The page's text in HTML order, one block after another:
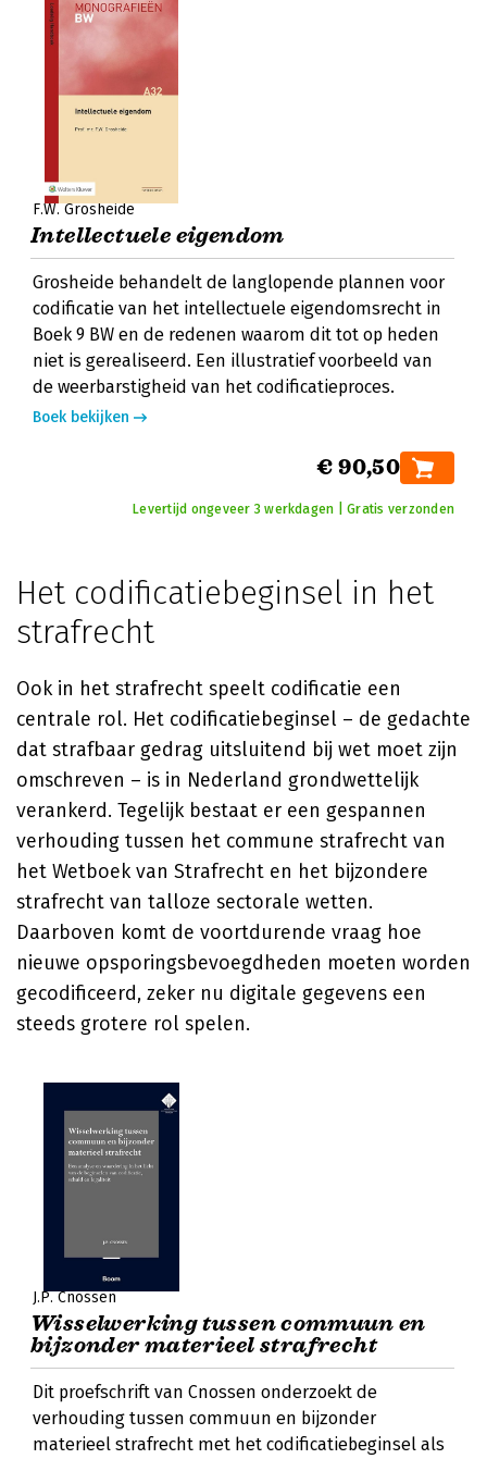
F.W. Grosheide
Intellectuele eigendom
Grosheide behandelt de langlopende plannen voor
codificatie van het intellectuele eigendomsrecht in
Boek 9 BW en de redenen waarom dit tot op heden
niet is gerealiseerd. Een illustratief voorbeeld van
de weerbarstigheid van het codificatieproces.
Boek bekijken
€ 90,50
Levertijd ongeveer 3 werkdagen | Gratis verzonden
Het codificatiebeginsel in het
strafrecht
Ook in het strafrecht speelt codificatie een
centrale rol. Het codificatiebeginsel – de gedachte
dat strafbaar gedrag uitsluitend bij wet moet zijn
omschreven – is in Nederland grondwettelijk
verankerd. Tegelijk bestaat er een gespannen
verhouding tussen het commune strafrecht van
het Wetboek van Strafrecht en het bijzondere
strafrecht van talloze sectorale wetten.
Daarboven komt de voortdurende vraag hoe
nieuwe opsporingsbevoegdheden moeten worden
gecodificeerd, zeker nu digitale gegevens een
steeds grotere rol spelen.
J.P. Cnossen
Wisselwerking tussen commuun en
bijzonder materieel strafrecht
Dit proefschrift van Cnossen onderzoekt de
verhouding tussen commuun en bijzonder
materieel strafrecht met het codificatiebeginsel als